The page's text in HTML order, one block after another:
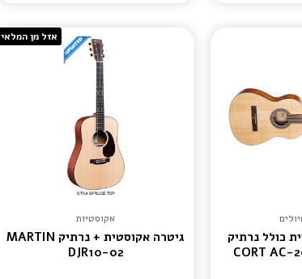
אזל מן המלאי
אקוסטיות
גיטרה אקוסטית + נרתיק MARTIN
DJR10-02
קלאסית כולל נרתיק
CORT AC-